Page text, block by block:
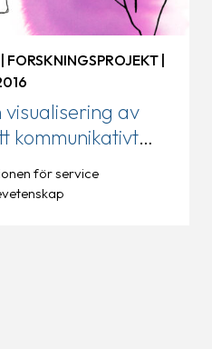
av
kommunikativt
FORSKNINGSPROJEKT |
för service